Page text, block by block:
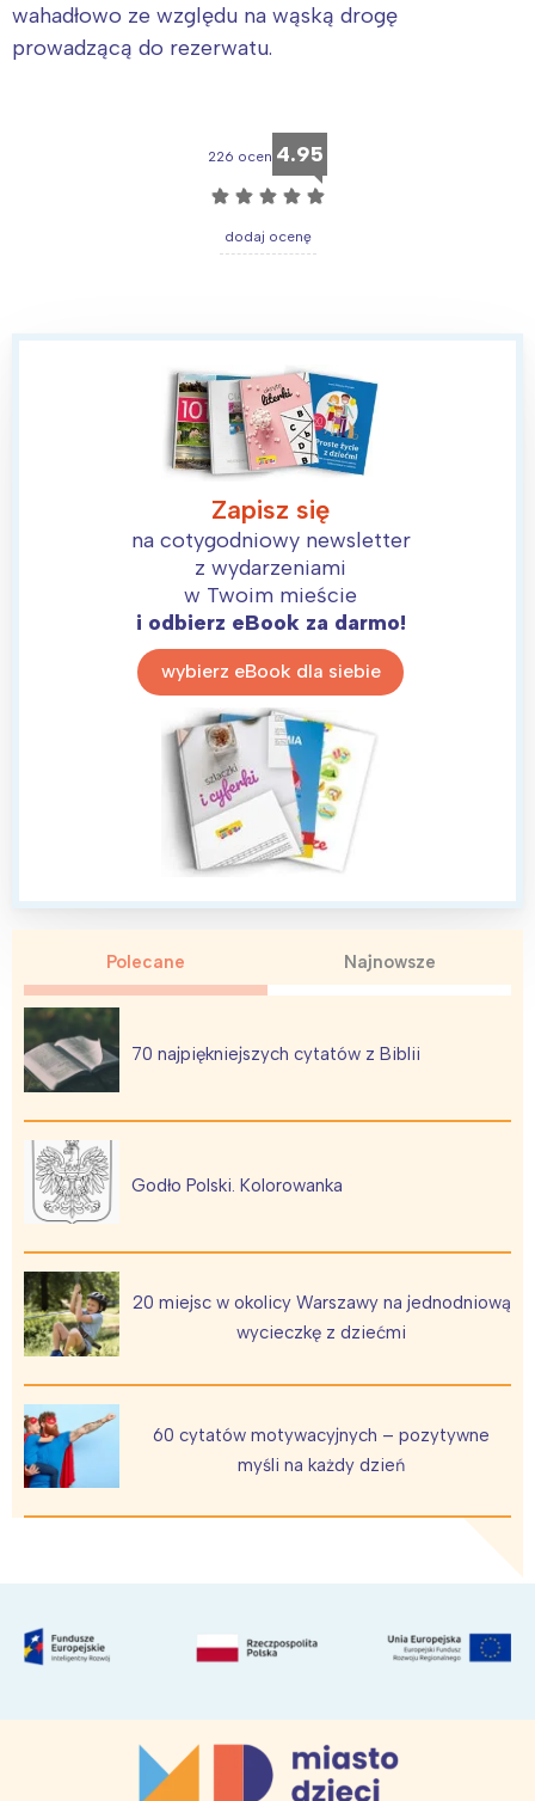
wahadłowo ze względu na wąską drogę
prowadzącą do rezerwatu.
226 ocen 4.95
☆ ☆ ☆ ☆ ☆
dodaj ocenę
Zapisz się
na cotygodniowy newsletter
z wydarzeniami
w Twoim mieście
i odbierz eBook za darmo!
wybierz eBook dla siebie
Polecane Najnowsze
70 najpiękniejszych cytatów z Biblii
Godło Polski. Kolorowanka
20 miejsc w okolicy Warszawy na jednodniową
wycieczkę z dziećmi
60 cytatów motywacyjnych – pozytywne
myśli na każdy dzień